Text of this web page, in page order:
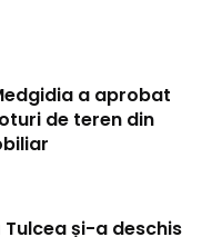
a aprobat
de teren din
și-a deschis